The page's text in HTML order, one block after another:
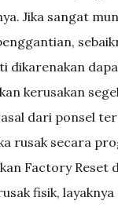
Jika sangat
dikarenakan
kerusakan
dari ponsel
rusak secara
Factory Reset
fisik, layaknya